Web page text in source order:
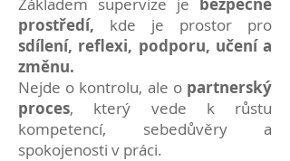
prostředí, kde je prostor pro
sdílení, reflexi, podporu, učení a
změnu.
Nejde o kontrolu, ale o partnerský
proces, který vede k růstu
kompetencí, sebedůvěry a
spokojenosti v práci.